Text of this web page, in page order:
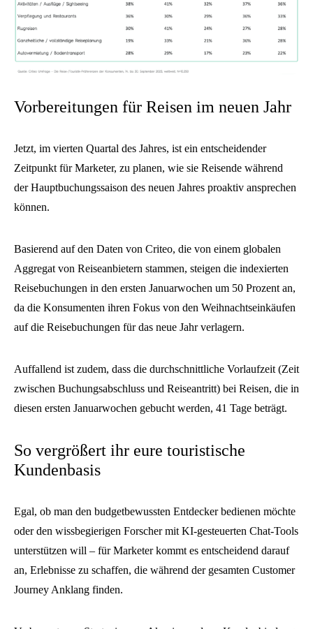
Vorbereitungen für Reisen im neuen Jahr
Jetzt, im vierten Quartal des Jahres, ist ein entscheidender
Zeitpunkt für Marketer, zu planen, wie sie Reisende während
der Hauptbuchungssaison des neuen Jahres proaktiv ansprechen
können.
Basierend auf den Daten von Criteo, die von einem globalen
Aggregat von Reiseanbietern stammen, steigen die indexierten
Reisebuchungen in den ersten Januarwochen um 50 Prozent an,
da die Konsumenten ihren Fokus von den Weihnachtseinkäufen
auf die Reisebuchungen für das neue Jahr verlagern.
Auffallend ist zudem, dass die durchschnittliche Vorlaufzeit (Zeit
zwischen Buchungsabschluss und Reiseantritt) bei Reisen, die in
diesen ersten Januarwochen gebucht werden, 41 Tage beträgt.
So vergrößert ihr eure touristische
Kundenbasis
Egal, ob man den budgetbewussten Entdecker bedienen möchte
oder den wissbegierigen Forscher mit KI-gesteuerten Chat-Tools
unterstützen will – für Marketer kommt es entscheidend darauf
an, Erlebnisse zu schaffen, die während der gesamten Customer
Journey Anklang finden.